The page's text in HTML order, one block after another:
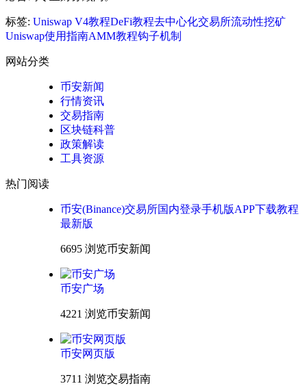
标签: Uniswap V4教程DeFi教程去中心化交易所流动性挖矿
Uniswap使用指南AMM教程钩子机制
网站分类
币安新闻
行情资讯
交易指南
区块链科普
政策解读
工具资源
热门阅读
币安(Binance)交易所国内登录手机版APP下载教程
最新版
6695 浏览币安新闻
币安广场
4221 浏览币安新闻
币安网页版
3711 浏览交易指南